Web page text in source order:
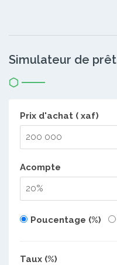
Simulateur de prêt
Prix d'achat ( xaf)
Acompte
Poucentage (%)
Taux (%)